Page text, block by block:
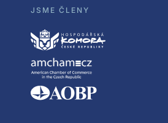
JSME ČLENY